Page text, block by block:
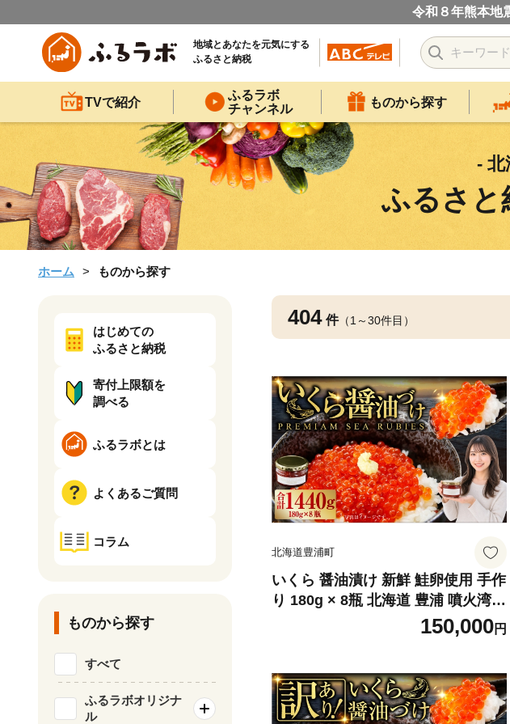
令和８年熊本地
地域とあなたを元気にする
ふるさと納税
TVで紹介
ふるラボ
チャンネル
ものから探す
- 北
ふるさと
ホーム ものから探す
404 件（1～30件目）
北海道豊浦町
いくら 醤油漬け 新鮮 鮭卵使用 手作
り 180g × 8瓶 北海道 豊浦 噴火湾
優しい醤油とみりんの味 イクラ イ
クラ醤油漬 醤油 漬け 新鮮 鮭卵 希
産 食品添加物不使用 冷凍 おかず
150,000円
はじめての
ふるさと納税
寄付上限額を
調べる
ふるラボとは
よくあるご質問
コラム
ものから探す
すべて
ふるラボオリジナ
ル